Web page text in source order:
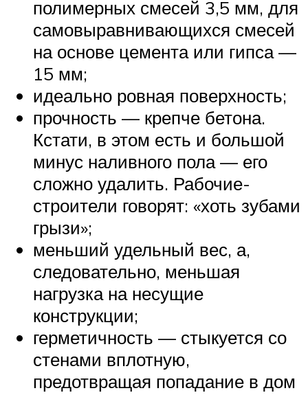
полимерных смесей 3,5 мм, для
самовыравнивающихся смесей
на основе цемента или гипса —
15 мм;
идеально ровная поверхность;
прочность — крепче бетона.
Кстати, в этом есть и большой
минус наливного пола — его
сложно удалить. Рабочие-
строители говорят: «хоть зубами
грызи»;
меньший удельный вес, а,
следовательно, меньшая
нагрузка на несущие
конструкции;
герметичность — стыкуется со
стенами вплотную,
предотвращая попадание в дом